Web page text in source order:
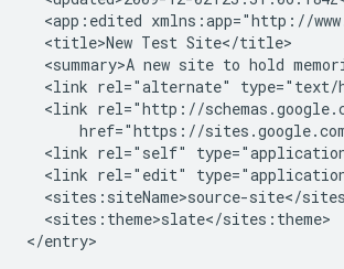
<app:edited xmlns:app="http://
  <title>New Test Site</title>
<summary>A new site to hold
<link rel="alternate"
<link rel="http://
href="https://
<link rel="self"
<link rel="edit"
  <sites:siteName>
source-site</
  <sites:theme>slate</sites:theme>